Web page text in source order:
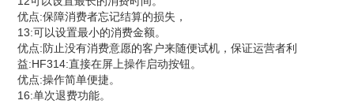
优点:保障消费者忘记结算的损失，
13:可以设置最小的消费金额。
优点:防止没有消费意愿的客户来随便试机，保证运营者利
益:HF314:直接在屏上操作启动按钮。
优点:操作简单便捷。
16:单次退费功能。